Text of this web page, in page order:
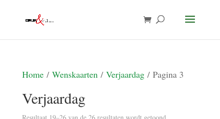
Home/ Wenskaarten/ Verjaardag/ Pagina 3
Verjaardag
Gesorteerd